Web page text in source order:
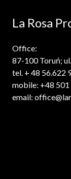
La Rosa
Office:
87-100 Toruń;
tel. + 48 56.622
mobile: +48
email: